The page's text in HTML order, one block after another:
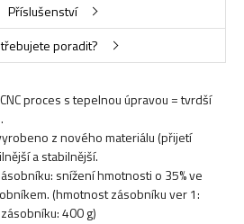
Příslušenství
poradit?
proces s tepelnou úpravou = tvrdší
z nového materiálu (přijetí
a stabilnější.
snížení hmotnosti o 35% ve
(hmotnost zásobníku ver 1:
400 g)